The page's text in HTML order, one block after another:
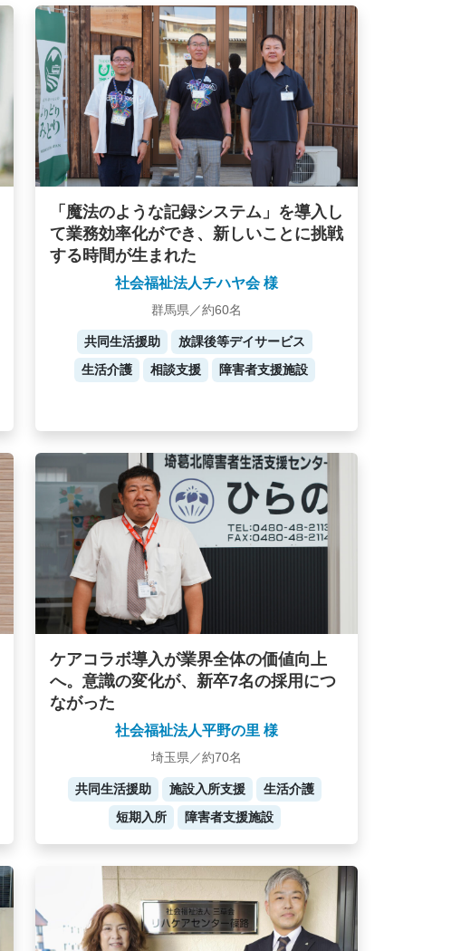
「魔法のような記録システム」を導入し
て業務効率化ができ、新しいことに挑戦
する時間が生まれた
社会福祉法人チハヤ会 様
群馬県／約60名
共同生活援助
放課後等デイサービス
生活介護
相談支援 障害者支援施設
ケアコラボ導入が業界全体の価値向上
へ。意識の変化が、新卒7名の採用につ
ながった
社会福祉法人平野の里 様
埼玉県／約70名
共同生活援助 施設入所支援
生活介護
短期入所
障害者支援施設